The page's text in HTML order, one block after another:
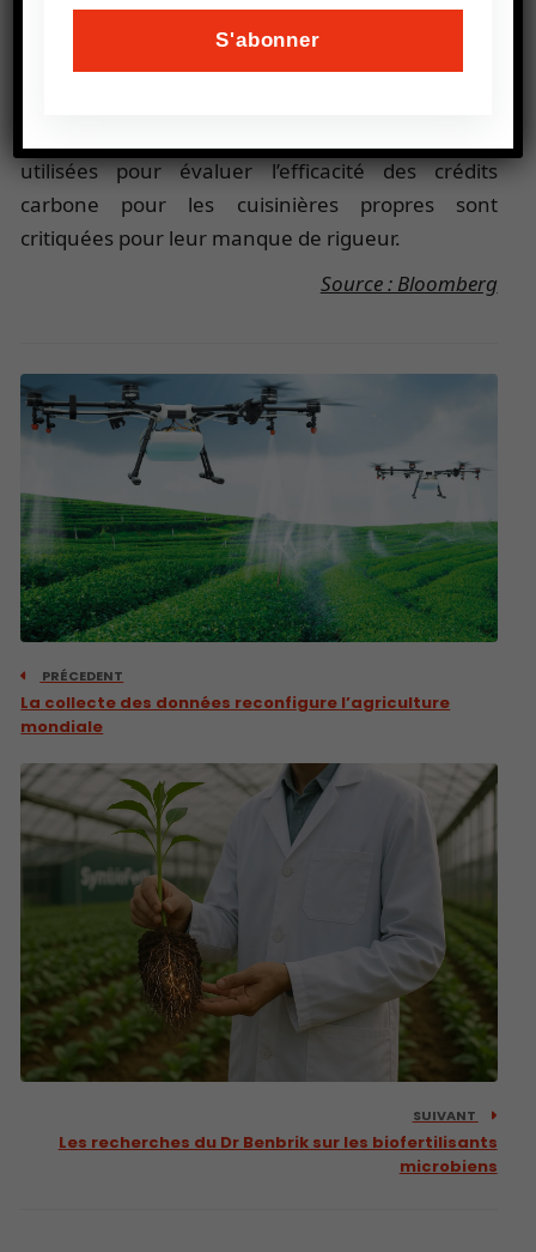
polluants persiste pour 1 milliard d’Africains,
nécessitant un investissement annuel de 4
utilisées pour évaluer l’efficacité des crédits
carbone pour les cuisinières propres sont
critiquées pour leur manque de rigueur.
Source : Bloomberg
PRÉCEDENT
La collecte des données reconfigure l’agriculture
mondiale
SUIVANT
Les recherches du Dr Benbrik sur les biofertilisants
microbiens